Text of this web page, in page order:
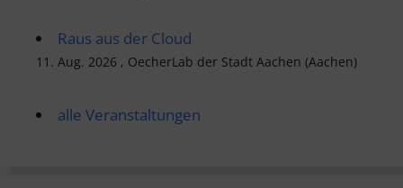
Raus aus der Cloud
11. Aug. 2026 , OecherLab der Stadt Aachen (Aachen)
alle Veranstaltungen